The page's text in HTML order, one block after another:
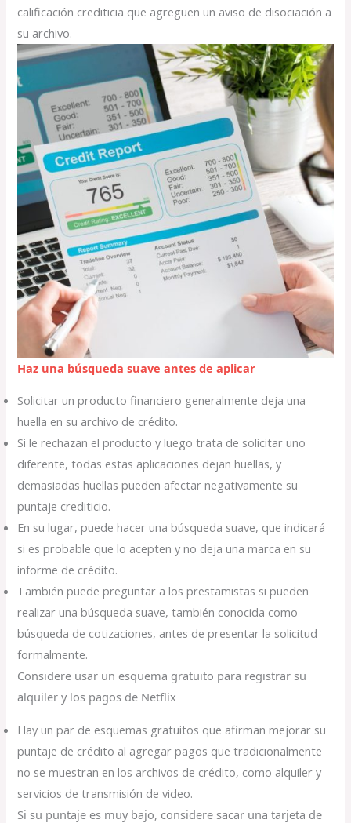
calificación crediticia que agreguen un aviso de disociación a
su archivo.
Haz una búsqueda suave antes de aplicar
Solicitar un producto financiero generalmente deja una
huella en su archivo de crédito.
Si le rechazan el producto y luego trata de solicitar uno
diferente, todas estas aplicaciones dejan huellas, y
demasiadas huellas pueden afectar negativamente su
puntaje crediticio.
En su lugar, puede hacer una búsqueda suave, que indicará
si es probable que lo acepten y no deja una marca en su
informe de crédito.
También puede preguntar a los prestamistas si pueden
realizar una búsqueda suave, también conocida como
búsqueda de cotizaciones, antes de presentar la solicitud
formalmente.
Considere usar un esquema gratuito para registrar su
alquiler y los pagos de Netflix
Hay un par de esquemas gratuitos que afirman mejorar su
puntaje de crédito al agregar pagos que tradicionalmente
no se muestran en los archivos de crédito, como alquiler y
servicios de transmisión de video.
Si su puntaje es muy bajo, considere sacar una tarjeta de